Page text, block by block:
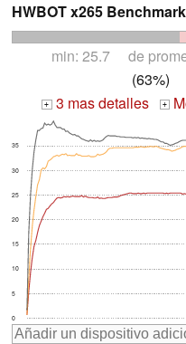
HWBOT x265
min: 25.7 de
(63%)
+ 3 mas detalles +
0
5
10
15
20
25
30
35